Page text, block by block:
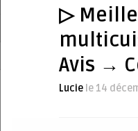
▷
Avis →
Lucie le 14